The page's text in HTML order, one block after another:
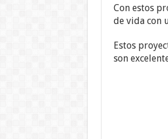
Con estos
de vida con
Estos
son